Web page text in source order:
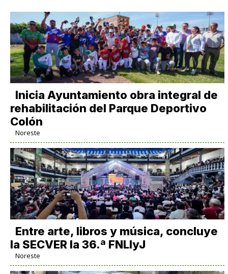
Inicia Ayuntamiento obra integral de
rehabilitación del Parque Deportivo
Colón
Noreste
Entre arte, libros y música, concluye
la SECVER la 36.ª FNLIyJ
Noreste